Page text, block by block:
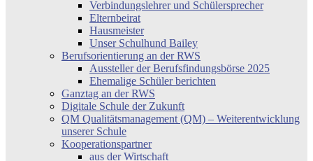
Verbindungslehrer und Schülersprecher
Elternbeirat
Hausmeister
Unser Schulhund Bailey
Berufsorientierung an der RWS
Aussteller der Berufsfindungsbörse 2025
Ehemalige Schüler berichten
Ganztag an der RWS
Digitale Schule der Zukunft
QM Qualitätsmanagement (QM) – Weiterentwicklung
unserer Schule
Kooperationspartner
aus der Wirtschaft